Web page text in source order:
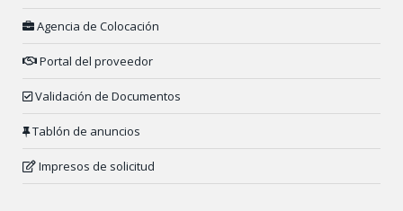
Agencia de Colocación
Portal del proveedor
Validación de Documentos
Tablón de anuncios
Impresos de solicitud